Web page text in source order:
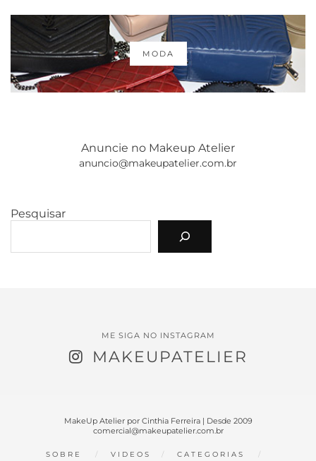
MODA
Anuncie no Makeup Atelier
anuncio@makeupatelier.com.br
Pesquisar
ME SIGA NO INSTAGRAM
MAKEUPATELIER
MakeUp Atelier por Cinthia Ferreira | Desde 2009
comercial@makeupatelier.com.br
SOBRE VIDEOS CATEGORIAS